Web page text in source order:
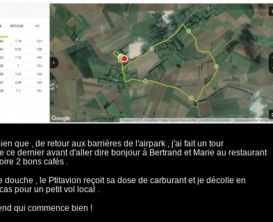
que , de retour aux barrières de l'airpark , j'ai fait un tour
ce dernier avant d'aller dire bonjour à Bertrand et Marie au restaurant
2 bons cafés .
douche , le Ptitavion reçoit sa dose de carburant et je décolle en
pour un petit vol local .
qui commence bien !